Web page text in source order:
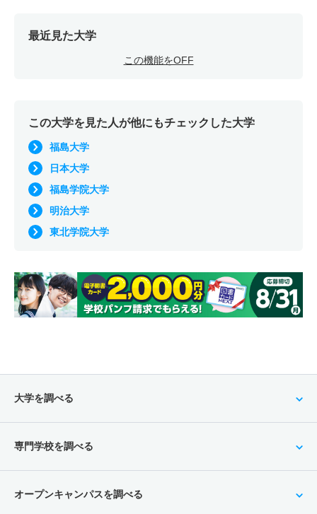
最近見た大学
この機能をOFF
この大学を見た人が他にもチェックした大学
福島大学
日本大学
福島学院大学
明治大学
東北学院大学
大学を調べる
専門学校を調べる
オープンキャンパスを調べる